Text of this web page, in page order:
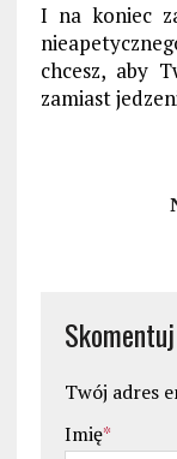
I na koniec
chcesz, aby
zamiast
Skomentuj
Twój adres
Imię*